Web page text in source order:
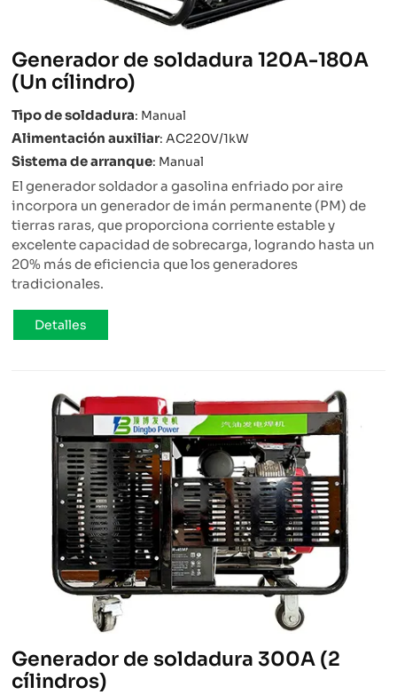
Generador de soldadura 120A-180A
(Un cílindro)
Tipo de soldadura: Manual
Alimentación auxiliar: AC220V/1kW
Sistema de arranque: Manual
El generador soldador a gasolina enfriado por aire
incorpora un generador de imán permanente (PM) de
tierras raras, que proporciona corriente estable y
excelente capacidad de sobrecarga, logrando hasta un
20% más de eficiencia que los generadores
tradicionales.
Detalles
Generador de soldadura 300A (2
cílindros)